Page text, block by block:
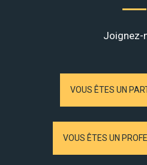
Joignez-
VOUS ÊTES UN
VOUS ÊTES UN